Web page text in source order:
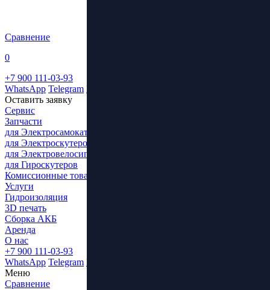
Сравнение
0
+7 900 111-03-93
WhatsApp Telegram ВКонтакте
Оставить заявку
Сервис
Запчасти
для Электросамокатов
для Электроскутеров
для Электровелосипедов
для Гироскутеров
Комиссионные товары
Услуги
Гидроизоляция
3D печать
Сборка АКБ
Аренда
О нас
+7 900 111-03-93
WhatsApp Telegram ВКонтакте
Меню
Сравнение